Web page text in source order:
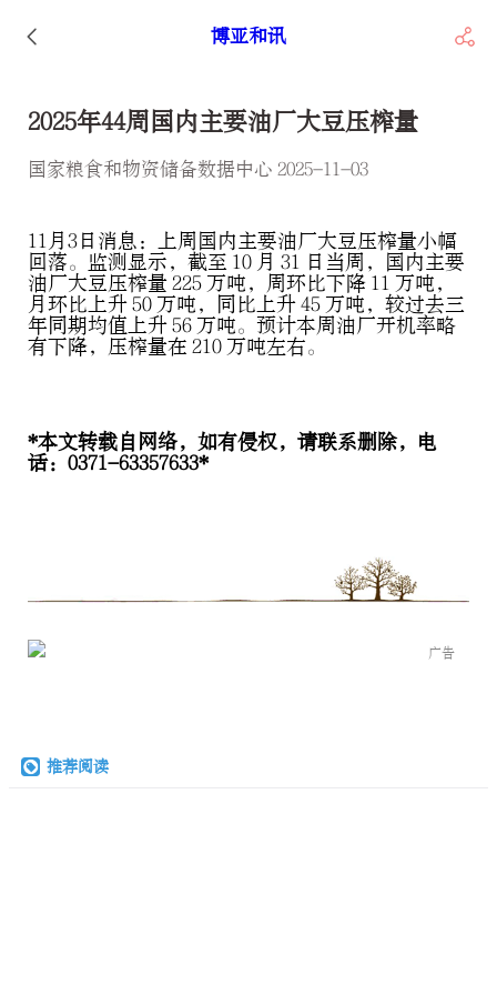
博亚和讯
2025年44周国内主要油厂大豆压榨量
国家粮食和物资储备数据中心 2025-11-03
11月3日消息：上周国内主要油厂大豆压榨量小幅
回落。监测显示，截至 10 月 31 日当周，国内主要
油厂大豆压榨量 225 万吨，周环比下降 11 万吨，
月环比上升 50 万吨，同比上升 45 万吨，较过去三
年同期均值上升 56 万吨。预计本周油厂开机率略
有下降，压榨量在 210 万吨左右。
*本文转载自网络，如有侵权，请联系删除，电
话：0371-63357633*
广告
推荐阅读